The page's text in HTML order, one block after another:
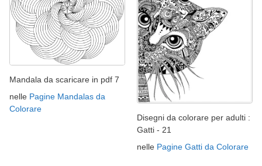
Mandala da scaricare in pdf 7
nelle Pagine Mandalas da
Colorare
Disegni da colorare per adulti :
Gatti - 21
nelle Pagine Gatti da Colorare